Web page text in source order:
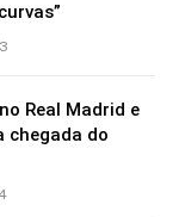
Real Madrid e
chegada do